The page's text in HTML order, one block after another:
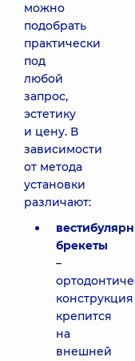
можно
подобрать
практически
под
любой
запрос,
эстетику
и цену. В
зависимости
от метода
установки
различают:
брекеты
–
конструкция
крепится
на
внешней